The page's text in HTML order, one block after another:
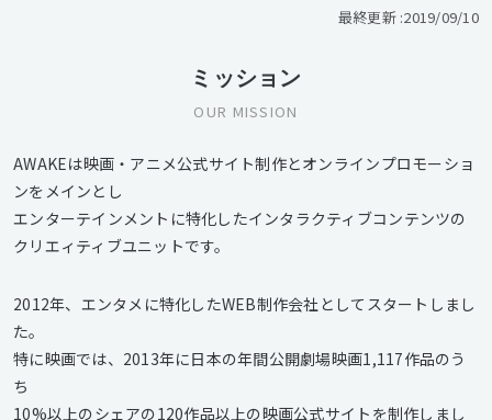
最終更新 :2019/09/10
ミッション
OUR MISSION
AWAKEは映画・アニメ公式サイト制作とオンラインプロモーショ
ンをメインとし
エンターテインメントに特化したインタラクティブコンテンツの
クリエィティブユニットです。
2012年、エンタメに特化したWEB制作会社としてスタートしまし
た。
特に映画では、2013年に日本の年間公開劇場映画1,117作品のう
ち
10%以上のシェアの120作品以上の映画公式サイトを制作しまし